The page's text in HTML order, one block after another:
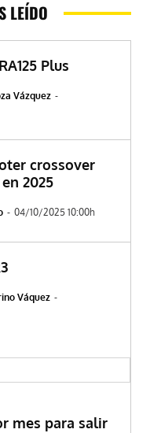
LEÍDO
Plus
Vázquez -
crossover
2025
- 04/10/2025 10:00h
Váquez -
mes para salir